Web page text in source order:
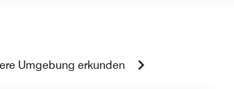
Umgebung erkunden